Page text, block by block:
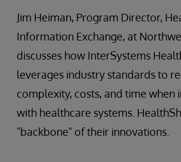
Jim Heiman, Program Director,
Information Exchange, at
discusses how InterSystems
leverages industry standards to
complexity, costs, and time when
with healthcare systems.
"backbone" of their innovations.